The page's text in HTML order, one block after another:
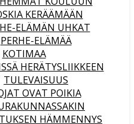
KERÄÄMÄÄN
ELÄMÄN UHKAT
PERHE-ELÄMÄÄ
KOTIMAA
HERÄTYSLIIKKEEN
TULEVAISUUS
OVAT POIKIA
HÄMMENNYS